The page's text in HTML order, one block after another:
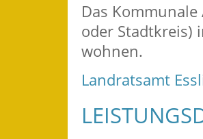
Das
oder Stadtkreis)
wohnen.
Landratsamt